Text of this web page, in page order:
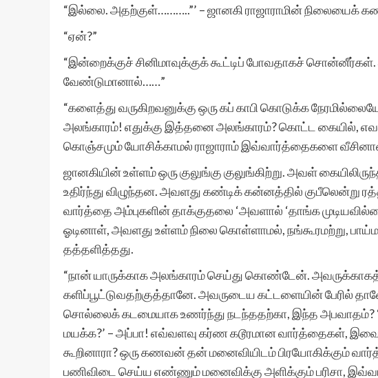
“இல்லை. அதற்குள்………..”’ – ஜானகி ராஜாராமின் நிலையைக்
“ஏன்?”
“இன்றைக்குச் சினிமாவுக்குக் கூட்டிப் போவதாகச்
வேண்டுமானால்……”
“களைத்து வருகிறவனுக்கு ஒரு கப் காபி கொடுக்க
அலங்காரம்! எதுக்கு இத்தனை அலங்காரம்? கொட்ட கையில்,
கொஞ்சமும் யோசிக்காமல் ராஜாராம் இவ்வார்த்தைகளை
ஜானகியின் உள்ளம் ஒரு குலுங்கு குலுங்கிற்று. அவள்
உதிர்ந்து விழுந்தன. அவளது கண்டிக் கன்னத்தில் குபீலென்று
வார்த்தை அம்புகளின் தாக்குதலை ‘அவளால் ‘தாங்க
ஓடினாள், அவளது உள்ளம் நிலை கொள்ளாமல், நங்கூரமற்று,
தத்தளித்தது.
“நான் யாருக்காக அலங்காரம் செய்து கொண்டேன்.
களிப்பூட்டுவதற்குத்தானே. அவருடைய கட்டளையின் பேரில்
சொல்லைக் கடமையாக உணர்ந்து நடந்ததற்கா, இந்த
மயக்க?’ – அப்பா! எவ்வளவு கர்ண கடூரமான வார்த்தைகள்,
கூறினாரா? ஒரு கணவன் தன் மனைவியிடம் பிரயோகிக்கும்
பணிவிடை செய்ய எண்ணும் மனைவிக்கு அளிக்கும் பரிசா,